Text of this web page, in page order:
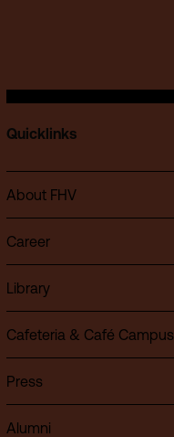
Quicklinks
About FHV
Career
Library
Cafeteria & Café Campus
Press
Alumni